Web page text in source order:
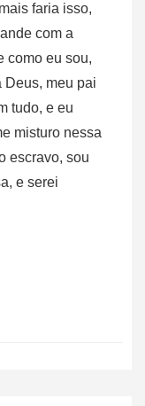
faria isso,
com a
como eu sou,
Deus, meu pai
tudo, e eu
misturo nessa
escravo, sou
e serei